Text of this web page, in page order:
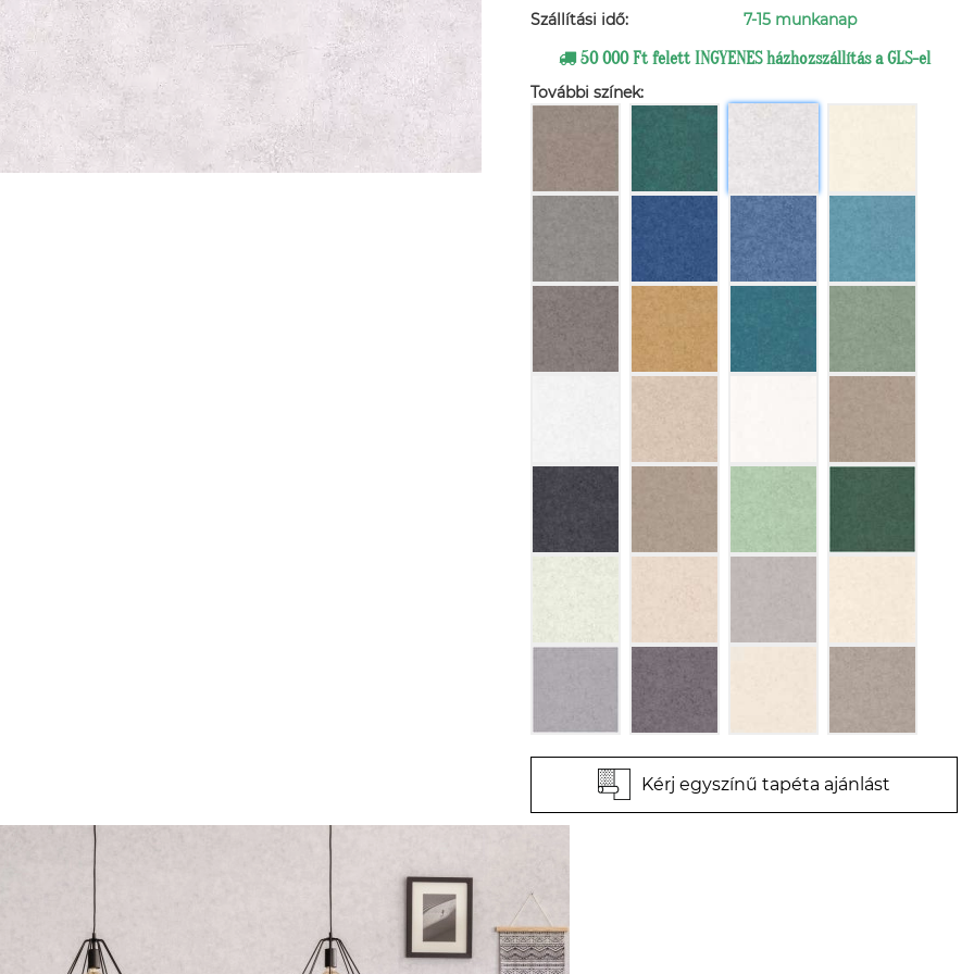
Szállítási idő:
7-15 munkanap
50 000 Ft felett INGYENES házhozszállítás a GLS-el
További színek:
Kérj egyszínű tapéta ajánlást